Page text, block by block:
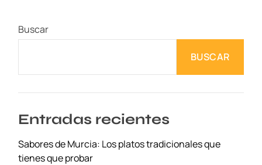
Buscar
BUSCAR
Entradas recientes
Sabores de Murcia: Los platos tradicionales que
tienes que probar